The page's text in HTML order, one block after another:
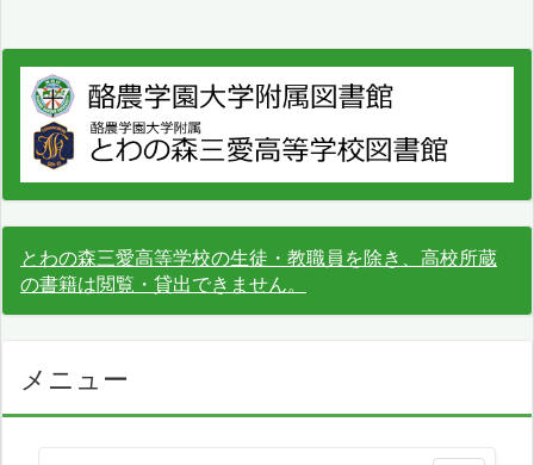
とわの森三愛高等学校の生徒・教職員を除き、高校所蔵
の書籍は閲覧・貸出できません。
メニュー